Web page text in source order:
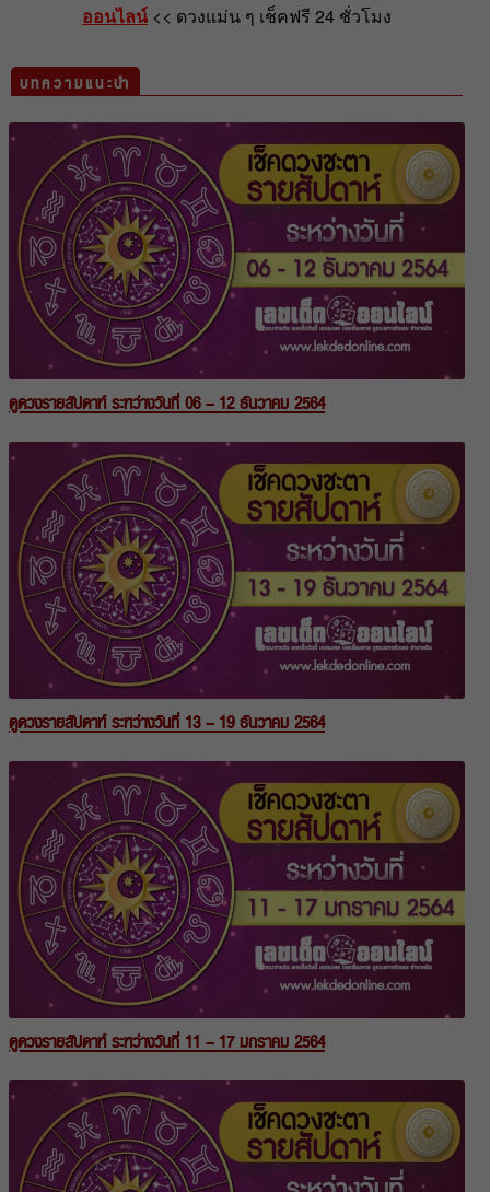
ออนไลน์ << ดวงแม่น ๆ เช็คฟรี 24 ชั่วโมง
บทความแนะนำ
ดูดวงรายสัปดาห์ ระหว่างวันที่ 06 – 12 ธันวาคม 2564
ดูดวงรายสัปดาห์ ระหว่างวันที่ 13 – 19 ธันวาคม 2564
ดูดวงรายสัปดาห์ ระหว่างวันที่ 11 – 17 มกราคม 2564